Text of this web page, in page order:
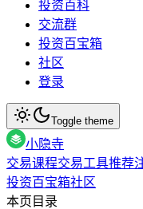
投资百科
交流群
投资百宝箱
社区
登录
Toggle theme
小隐寺
交易课程交易工具推荐
投资百宝箱社区
本页目录